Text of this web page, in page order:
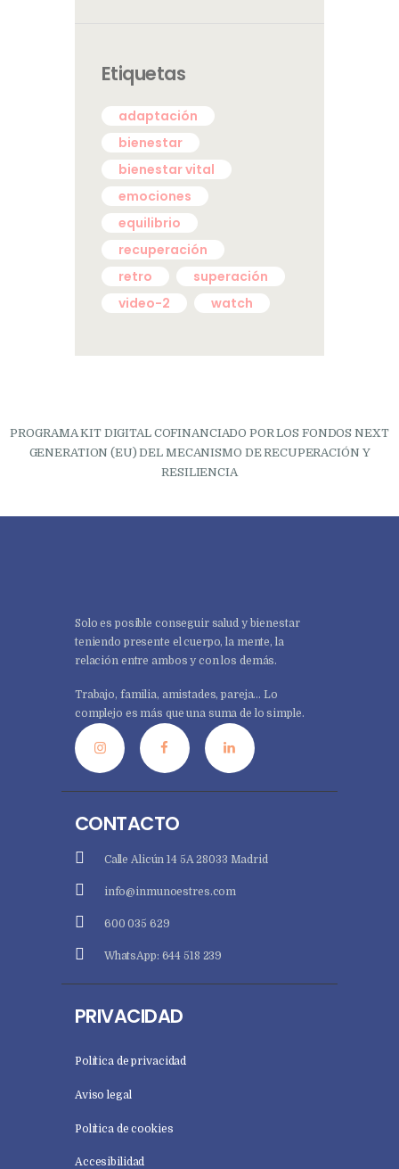
Etiquetas
adaptación
bienestar
bienestar vital
emociones
equilibrio
recuperación
retro
superación
video-2
watch
PROGRAMA KIT DIGITAL COFINANCIADO POR LOS FONDOS NEXT
GENERATION (EU) DEL MECANISMO DE RECUPERACIÓN Y
RESILIENCIA
Solo es posible conseguir salud y bienestar
teniendo presente el cuerpo, la mente, la
relación entre ambos y con los demás.
Trabajo, familia, amistades, pareja… Lo
complejo es más que una suma de lo simple.
CONTACTO
Calle Alicún 14 5A 28033 Madrid
info@inmunoestres.com
600 035 629
WhatsApp: 644 518 239
PRIVACIDAD
Política de privacidad
Aviso legal
Política de cookies
Accesibilidad